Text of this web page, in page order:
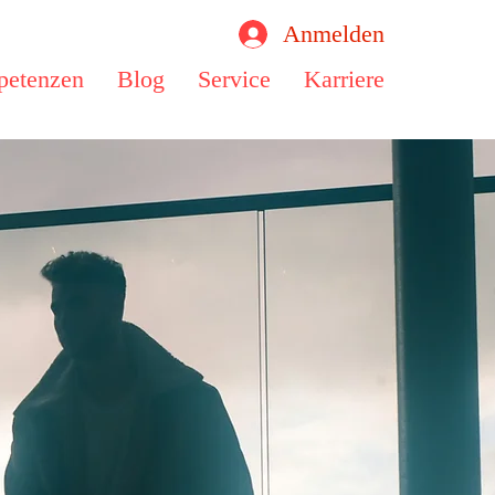
Anmelden
Blog Service Karriere